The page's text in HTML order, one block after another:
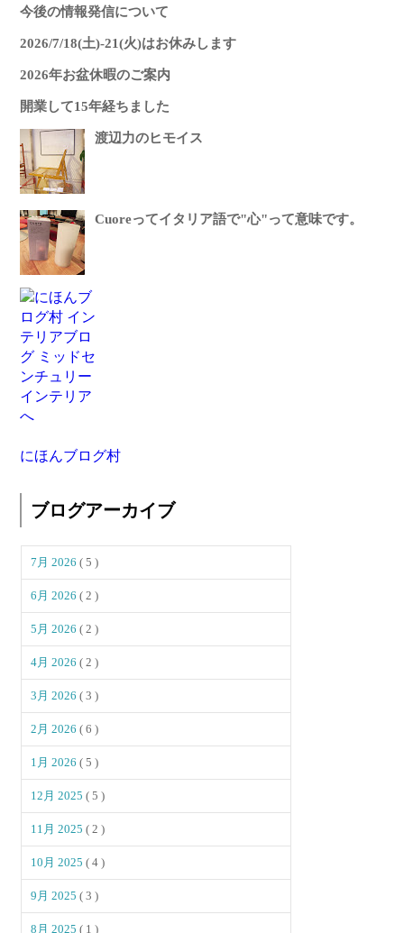
今後の情報発信について
2026/7/18(土)-21(火)はお休みします
2026年お盆休暇のご案内
開業して15年経ちました
渡辺力のヒモイス
Cuoreってイタリア語で"心"って意味です。
にほんブログ村
ブログアーカイブ
7月 2026( 5 )
6月 2026( 2 )
5月 2026( 2 )
4月 2026( 2 )
3月 2026( 3 )
2月 2026( 6 )
1月 2026( 5 )
12月 2025( 5 )
11月 2025( 2 )
10月 2025( 4 )
9月 2025( 3 )
8月 2025( 1 )